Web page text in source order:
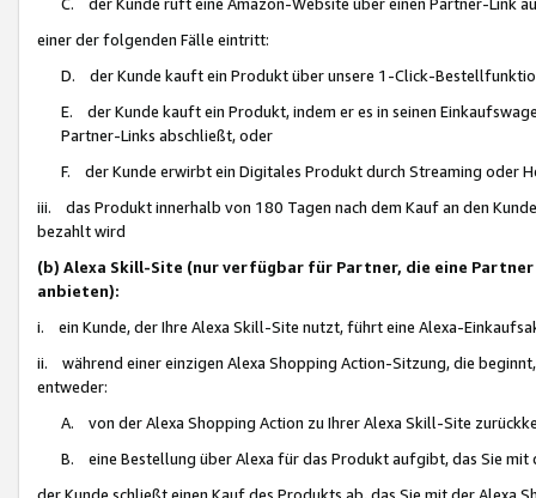
einer der folgenden Fälle eintritt:
D. der Kunde kauft ein Produkt über unsere 1-Click-
E. der Kunde kauft ein Produkt, indem er es in seinen
Partner-Links abschließt, oder
F. der Kunde erwirbt ein Digitales Produkt durch Streaming oder
iii. das Produkt innerhalb von 180 Tagen nach dem Kauf an den
bezahlt wird
(b) Alexa Skill-Site (nur verfügbar für Partner, die eine
anbieten):
i. ein Kunde, der Ihre Alexa Skill-Site nutzt, führt eine Alexa-
ii. während einer einzigen Alexa Shopping Action-Sitzung, die
entweder:
A. von der Alexa Shopping Action zu Ihrer Alexa Skill-Site
B. eine Bestellung über Alexa für das Produkt aufgibt, das Sie mit
der Kunde schließt einen Kauf des Produkts ab, das Sie mit der Alexa